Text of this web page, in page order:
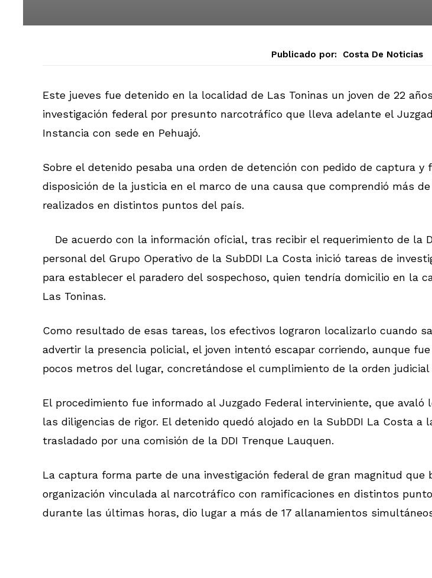
Publicado por: Costa De Noticias
Este jueves fue detenido en la localidad de Las Toninas un joven de 22
investigación federal por presunto narcotráfico que lleva adelante el
Instancia con sede en Pehuajó.
Sobre el detenido pesaba una orden de detención con pedido de captura y
disposición de la justicia en el marco de una causa que comprendió más
realizados en distintos puntos del país.
De acuerdo con la información oficial, tras recibir el requerimiento de la
personal del Grupo Operativo de la SubDDI La Costa inició tareas de
para establecer el paradero del sospechoso, quien tendría domicilio en la
Las Toninas.
Como resultado de esas tareas, los efectivos lograron localizarlo cuando
advertir la presencia policial, el joven intentó escapar corriendo, aunque
pocos metros del lugar, concretándose el cumplimiento de la orden judicial
El procedimiento fue informado al Juzgado Federal interviniente, que avaló
las diligencias de rigor. El detenido quedó alojado en la SubDDI La Costa a
trasladado por una comisión de la DDI Trenque Lauquen.
La captura forma parte de una investigación federal de gran magnitud que
organización vinculada al narcotráfico con ramificaciones en distintos
durante las últimas horas, dio lugar a más de 17 allanamientos